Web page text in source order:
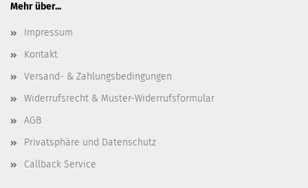
Mehr über...
Impressum
Kontakt
Versand- & Zahlungsbedingungen
Widerrufsrecht & Muster-Widerrufsformular
AGB
Privatsphäre und Datenschutz
Callback Service